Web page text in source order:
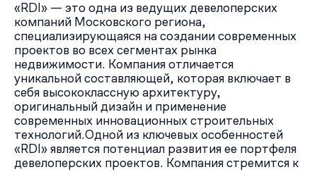
«RDI» — это одна из ведущих девелоперских
компаний Московского региона,
специализирующаяся на создании современных
проектов во всех сегментах рынка
недвижимости. Компания отличается
уникальной составляющей, которая включает в
себя высококлассную архитектуру,
оригинальный дизайн и применение
современных инновационных строительных
технологий.Одной из ключевых особенностей
«RDI» является потенциал развития ее портфеля
девелоперских проектов. Компания стремится к